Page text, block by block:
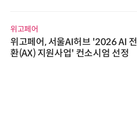
위고페어
위고페어, 서울AI허브 '2026 AI 전
환(AX) 지원사업' 컨소시엄 선정